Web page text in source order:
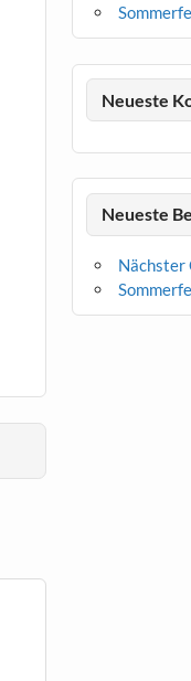
Neueste
Neueste
Nächster